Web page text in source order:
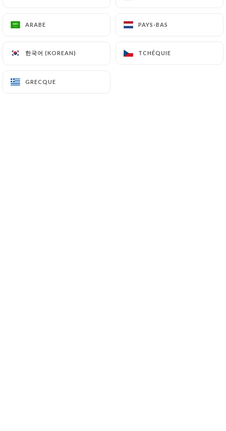
ARABE PAYS-BAS
한국어 (KOREAN) TCHÉQUIE
GRECQUE
ARABE PAYS-BAS
한국어 (KOREAN) TCHÉQUIE
GRECQUE